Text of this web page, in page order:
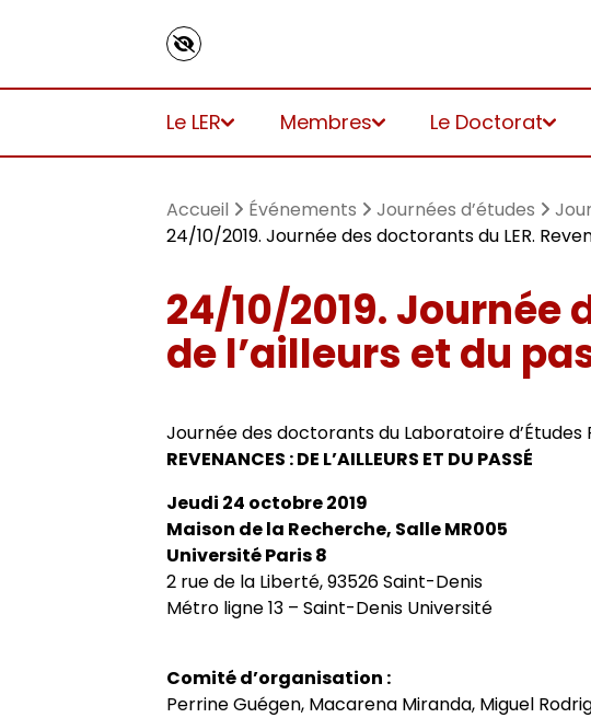
Le LER Membres Le Doctorat
Présentation
Axes de recherche 2019-2024
Axes de recherche 2013-2018
Projets et réseaux de recherche
Titulaires
Doctorants
Jeunes docteurs et anciens diplômés
Inscriptions
Représentants des doctorants
École doctorale
Masters adossés au LER
Vie du laboratoire
Agenda
Journées d’études
Colloques
Soutenances de doctorat
Revue Pandora
Cahiers ALHIM
RITA
Ouvrages
Thèses
Collection HAL
Le LER sur Vimeo
Accueil Événements Journées d’études
24/10/2019. Journée des doctorants du LER.
24/10/2019. Journée
de l’ailleurs et du
Journée des doctorants du Laboratoire d’Études
REVENANCES : DE L’AILLEURS ET DU PASSÉ
Jeudi 24 octobre 2019
Maison de la Recherche, Salle MR005
Université Paris 8
2 rue de la Liberté, 93526 Saint-Denis
Métro ligne 13 – Saint-Denis Université
Comité d’organisation :
Perrine Guégen, Macarena Miranda, Miguel